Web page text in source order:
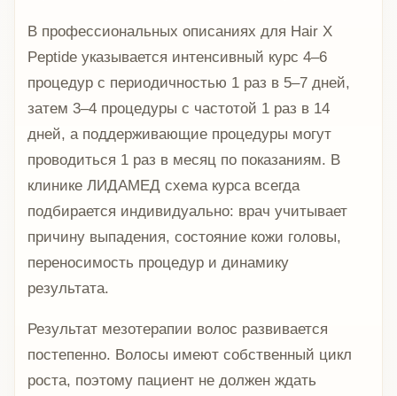
В профессиональных описаниях для Hair X
Peptide указывается интенсивный курс 4–6
процедур с периодичностью 1 раз в 5–7 дней,
затем 3–4 процедуры с частотой 1 раз в 14
дней, а поддерживающие процедуры могут
проводиться 1 раз в месяц по показаниям. В
клинике ЛИДАМЕД схема курса всегда
подбирается индивидуально: врач учитывает
причину выпадения, состояние кожи головы,
переносимость процедур и динамику
результата.
Результат мезотерапии волос развивается
постепенно. Волосы имеют собственный цикл
роста, поэтому пациент не должен ждать